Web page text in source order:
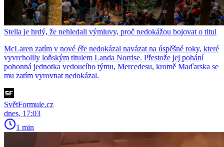
Stella je hrdý, že nehledali výmluvy, proč nedokážou bojovat o titul
McLaren zatím v nové éře nedokázal navázat na úspěšné roky, které
vyvrcholily loňským titulem Landa Norrise. Přestože jej pohání
pohonná jednotka vedoucího týmu, Mercedesu, kromě Maďarska se
mu zatím vyrovnat nedokázal.
SvětFormule.cz
dnes, 17:03
1 min